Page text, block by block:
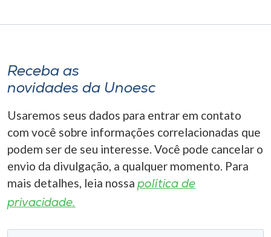
Receba as
novidades da Unoesc
Usaremos seus dados para entrar em contato
com você sobre informações correlacionadas que
podem ser de seu interesse. Você pode cancelar o
envio da divulgação, a qualquer momento. Para
mais detalhes, leia nossa política de
privacidade.